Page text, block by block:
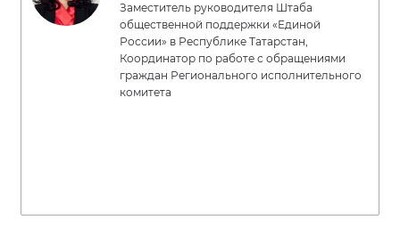
Заместитель руководителя Штаба
общественной поддержки «Единой
России» в Республике Татарстан,
Координатор по работе с обращениями
граждан Регионального исполнительного
комитета